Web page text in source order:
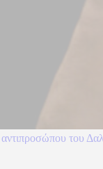
αντιπροσώπου του